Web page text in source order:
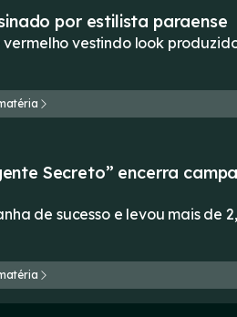
por estilista paraense
vestindo look
Secreto” encerra
de sucesso e levou mais de